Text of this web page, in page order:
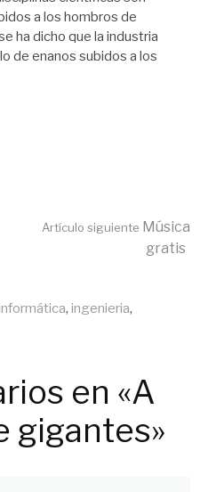
a los hombros de
ha dicho que la industria
de enanos subidos a los
Artículo siguiente Música
gratis
, ingenieria,
en «A
gigantes»